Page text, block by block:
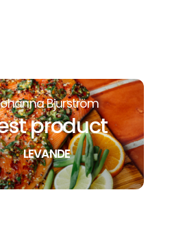
Bjurström
product
LEVANDE